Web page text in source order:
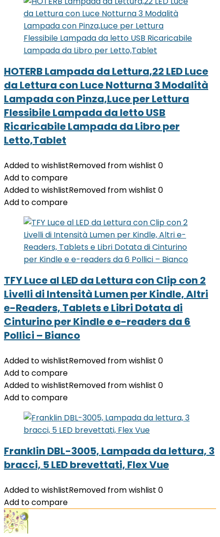
HOTERB Lampada da Lettura,22 LED Luce
da Lettura con Luce Notturna 3 Modalità
Lampada con Pinza,Luce per Lettura
Flessibile Lampada da letto USB
Ricaricabile Lampada da Libro per
Letto,Tablet
Added to wishlistRemoved from wishlist 0
Add to compare
Added to wishlistRemoved from wishlist 0
Add to compare
TFY Luce al LED da Lettura con Clip con 2
Livelli di Intensità Lumen per Kindle, Altri
e-Readers, Tablets e Libri Dotata di
Cinturino per Kindle e e-readers da 6
Pollici – Bianco
Added to wishlistRemoved from wishlist 0
Add to compare
Added to wishlistRemoved from wishlist 0
Add to compare
Franklin DBL-3005, Lampada da lettura, 3
bracci, 5 LED brevettati, Flex Vue
Added to wishlistRemoved from wishlist 0
Add to compare